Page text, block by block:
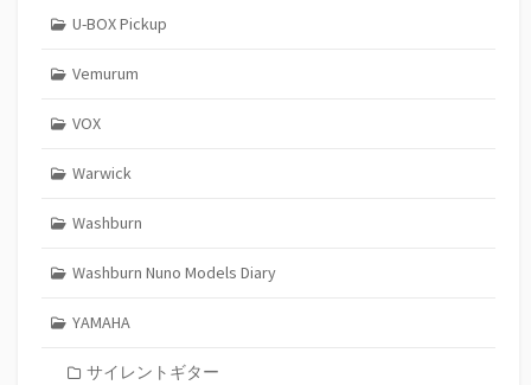
U-BOX Pickup
Vemurum
VOX
Warwick
Washburn
Washburn Nuno Models Diary
YAMAHA
サイレントギター